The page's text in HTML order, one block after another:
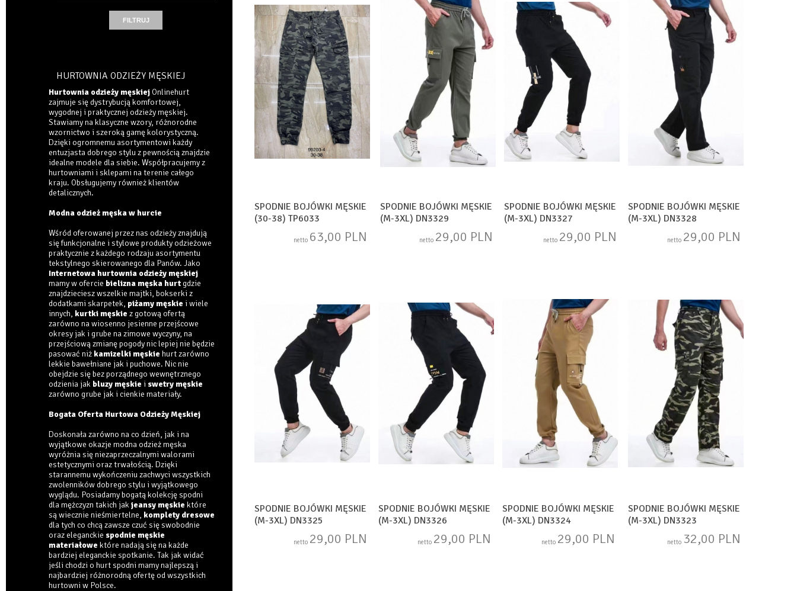
HURTOWNIA ODZIEŻY MĘSKIEJ
Hurtownia odzieży męskiej Onlinehurt
zajmuje się dystrybucją komfortowej,
wygodnej i praktycznej odzieży męskiej.
Stawiamy na klasyczne wzory, różnorodne
wzornictwo i szeroką gamę kolorystyczną.
Dzięki ogromnemu asortymentowi każdy
entuzjasta dobrego stylu z pewnością znajdzie
idealne modele dla siebie. Współpracujemy z
hurtowniami i sklepami na terenie całego
kraju. Obsługujemy również klientów
detalicznych.
Modna odzież męska w hurcie
Wśród oferowanej przez nas odzieży znajdują
się funkcjonalne i stylowe produkty odzieżowe
praktycznie z każdego rodzaju asortymentu
tekstylnego skierowanego dla Panów. Jako
Internetowa hurtownia odzieży męskiej
mamy w ofercie bielizna męska hurtgdzie
znajdzieciesz wszelkie majtki, bokserki z
dodatkami skarpetek, piżamy męskie i wiele
innych, kurtki męskie z gotową ofertą
zarówno na wiosenno jesienne przejścowe
okresy jak i grube na zimowe wyczyny, na
przejściową zmianę pogody nic lepiej nie będzie
pasować niż kamizelki męskie hurt zarówno
lekkie bawełniane jak i puchowe. Nic nie
obejdzie się bez porządnego wewnętrznego
odzienia jak bluzy męskie i swetry męskie
zarówno grube jak i cienkie materiały.
Bogata Oferta Hurtowa Odzieży Męskiej
Doskonała zarówno na co dzień, jak i na
wyjątkowe okazje modna odzież męska
wyróżnia się niezaprzeczalnymi walorami
estetycznymi oraz trwałością. Dzięki
starannemu wykończeniu zachwyci wszystkich
zwolenników dobrego stylu i wyjątkowego
wyglądu. Posiadamy bogatą kolekcję spodni
dla mężczyzn takich jak jeansy męskie które
są wiecznie nieśmiertelne, komplety dresowe
dla tych co chcą zawsze czuć się swobodnie
oraz eleganckie spodnie męskie
materiałowe które nadają się na każde
bardziej eleganckie spotkanie. Tak jak widać
jeśli chodzi o hurt spodni mamy najlepszą i
najbardziej różnorodną ofertę od wszystkich
hurtowni w Polsce.
SPODNIE BOJÓWKI MĘSKIE
(30-38) TP6033
netto 63,00 PLN
SPODNIE BOJÓWKI MĘSKIE
(M-3XL) DN3329
netto 29,00 PLN
SPODNIE BOJÓWKI MĘSKIE
(M-3XL) DN3327
netto 29,00 PLN
SPODNIE BOJÓWKI MĘSKIE
(M-3XL) DN3328
netto 29,00 PLN
SPODNIE BOJÓWKI MĘSKIE
(M-3XL) DN3325
netto 29,00 PLN
SPODNIE BOJÓWKI MĘSKIE
(M-3XL) DN3326
netto 29,00 PLN
SPODNIE BOJÓWKI MĘSKIE
(M-3XL) DN3324
netto 29,00 PLN
SPODNIE BOJÓWKI MĘSKIE
(M-3XL) DN3323
netto 32,00 PLN